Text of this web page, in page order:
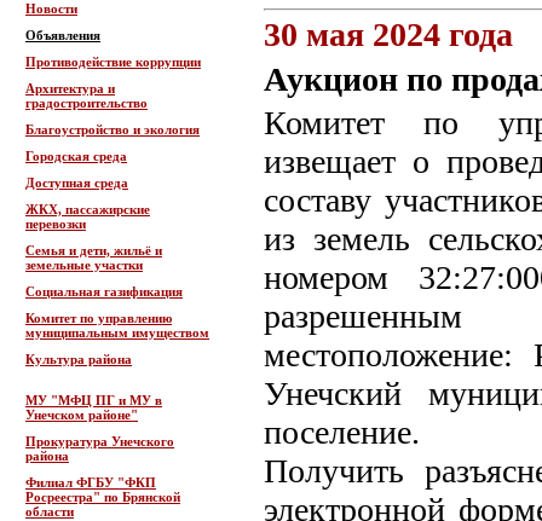
Новости
Объявления
Противодействие коррупции
Архитектура и
градостроительство
Благоустройство и экология
Городская среда
Доступная среда
ЖКХ, пассажирские
перевозки
Семья и дети, жильё и
земельные участки
Социальная газификация
Комитет по управлению
муниципальным имуществом
Культура района
МУ "МФЦ ПГ и МУ в
Унечском районе"
Прокуратура Унечского
района
Филиал ФГБУ "ФКП
Росреестра" по Брянской
области
30 мая 2024 года
Аукцион по
Комитет по
извещает о
составу
из земель
номером
разрешенным
местоположение:
Унечский
поселение.
Получить
электронной